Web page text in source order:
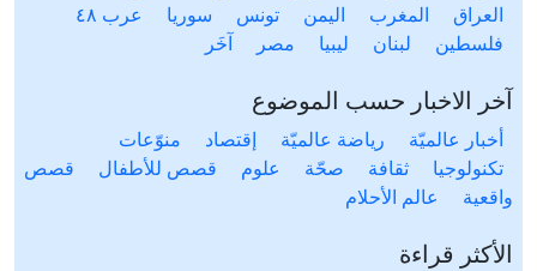
العراق
المغرب اليمن تونس سوريا
عرب ٤٨
فلسطين
لبنان ليبيا مصر آخَر
آخر الاخبار حسب الموضوع
أخبار عالميّة رياضة عالميّة إقتصاد
منوّعات
تكنولوجيا
ثقافة صحّة علوم قصص للأطفال
قصص
واقعية
عالم الأحلام
الأكثر قراءة